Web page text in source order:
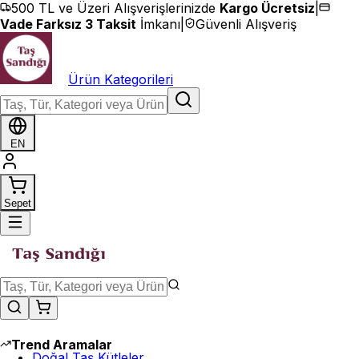
İçeriğe geç
500 TL ve Üzeri Alışverişlerinizde Kargo Ücretsiz
Vade Farksız 3 Taksit İmkanı Güvenli Alışveriş
Ürün Kategorileri
EN
Sepet
Trend Aramalar